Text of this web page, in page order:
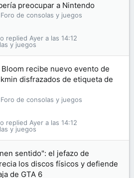
preocupar a Nintendo
Foro de consolas y juegos
y juegos
Ayer a las 14:12
Bloom recibe nuevo evento de
disfrazados de etiqueta de
Foro de consolas y juegos
y juegos
Ayer a las 14:12
sentido": el jefazo de
los discos físicos y defiende
de GTA 6